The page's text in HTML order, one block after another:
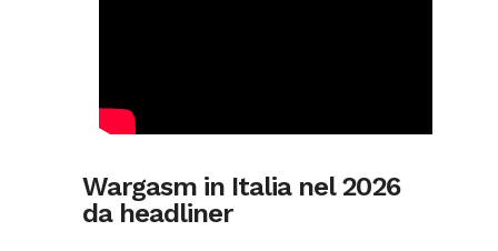
Wargasm in Italia nel 2026
da headliner